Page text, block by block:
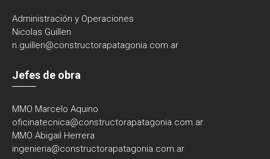
Administración y Operaciones
Nicolas Guillen
n.guillen@constructorapatagonia.com.ar
Jefes de obra
MMO Marcelo Aquino
oficinatecnica@constructorapatagonia.com.ar
MMO Abigail Herrera
ingenieria@constructorapatagonia.com.ar